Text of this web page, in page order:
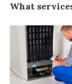
What